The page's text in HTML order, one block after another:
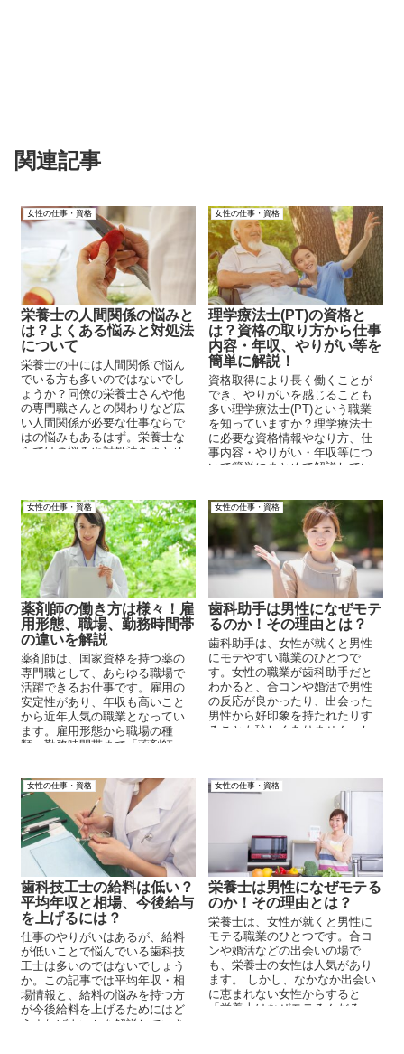
関連記事
女性の仕事・資格
栄養士の人間関係の悩みと
は？よくある悩みと対処法
について
栄養士の中には人間関係で悩ん
でいる方も多いのではないでし
ょうか？同僚の栄養士さんや他
の専門職さんとの関わりなど広
い人間関係が必要な仕事ならで
はの悩みもあるはず。栄養士な
らではの悩みや対処法をまとめ
女性の仕事・資格
理学療法士(PT)の資格と
は？資格の取り方から仕事
内容・年収、やりがい等を
簡単に解説！
資格取得により長く働くことが
でき、やりがいを感じることも
多い理学療法士(PT)という職業
を知っていますか？理学療法士
に必要な資格情報やなり方、仕
事内容・やりがい・年収等につ
いて簡単にまとめて解説してい
女性の仕事・資格
薬剤師の働き方は様々！雇
用形態、職場、勤務時間帯
の違いを解説
薬剤師は、国家資格を持つ薬の
専門職として、あらゆる職場で
活躍できるお仕事です。雇用の
安定性があり、年収も高いこと
から近年人気の職業となってい
ます。雇用形態から職場の種
類、勤務時間帯まで「薬剤師」
女性の仕事・資格
歯科助手は男性になぜモテ
るのか！その理由とは？
歯科助手は、女性が就くと男性
にモテやすい職業のひとつで
す。女性の職業が歯科助手だと
わかると、合コンや婚活で男性
の反応が良かったり、出会った
男性から好印象を持たれたりす
ることも珍しくありません。し
う？」と疑問を感じることがあ
りますよね。そこでこの記事で
は、歯科助手が男性にモテる理
由を5つの観点から徹底解剖しま
す。
女性の仕事・資格
歯科技工士の給料は低い？
平均年収と相場、今後給与
を上げるには？
仕事のやりがいはあるが、給料
が低いことで悩んでいる歯科技
工士は多いのではないでしょう
か。この記事では平均年収・相
場情報と、給料の悩みを持つ方
が今後給料を上げるためにはど
うすればよいかを解説していき
女性の仕事・資格
栄養士は男性になぜモテる
のか！その理由とは？
栄養士は、女性が就くと男性に
モテる職業のひとつです。合コ
ンや婚活などの出会いの場で
も、栄養士の女性は人気があり
ます。 しかし、なかなか出会い
に恵まれない女性からすると
「栄養士はなぜモテるんだろ